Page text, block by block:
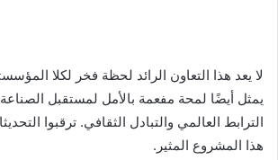
لا يعد هذا التعاون الرائد لحظة فخر لكلا
يمثل أيضًا لمحة مفعمة بالأمل لمستقبل
الترابط العالمي والتبادل الثقافي. ترقبوا
هذا المشروع المثير.